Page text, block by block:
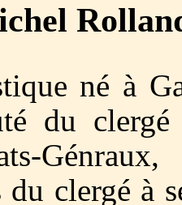
né à
du
du clergé à